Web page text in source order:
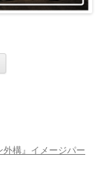
外構』イメージパー